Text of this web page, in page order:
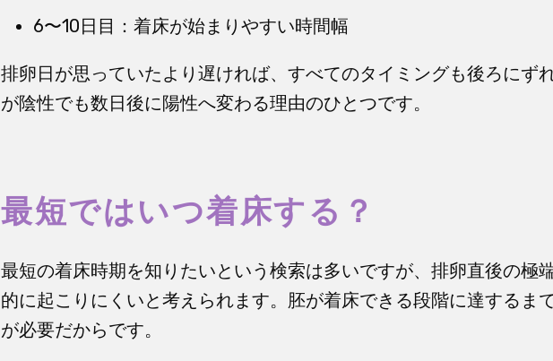
6〜10日目：着床が始まりやすい時間幅
排卵日が思っていたより遅ければ、すべてのタイミングも後ろにず
が陰性でも数日後に陽性へ変わる理由のひとつです。
最短ではいつ着床する？
最短の着床時期を知りたいという検索は多いですが、排卵直後の極
的に起こりにくいと考えられます。胚が着床できる段階に達するま
が必要だからです。